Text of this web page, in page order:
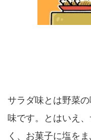
サラダ味とは野菜
味です。とはいえ
く、お菓子に塩を